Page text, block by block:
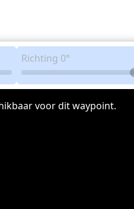
Richting 0°
voor dit waypoint.